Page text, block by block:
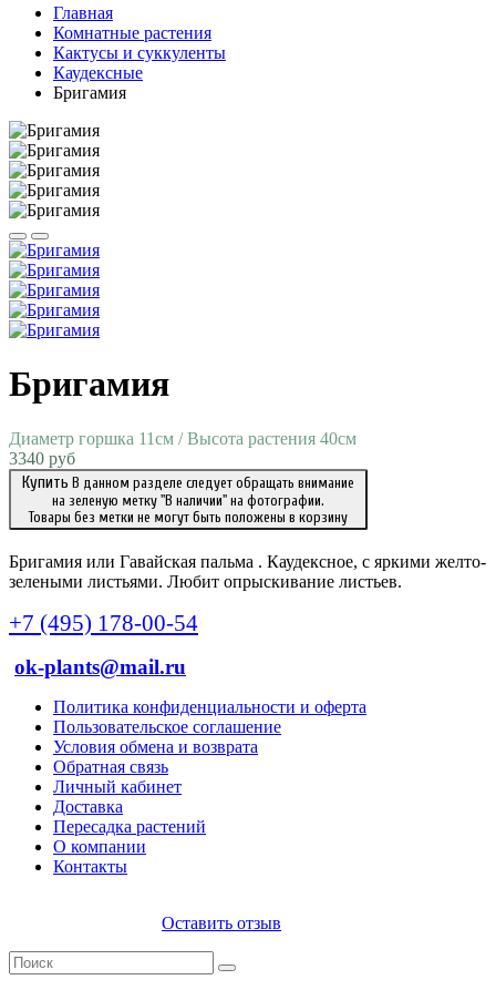
Главная
Комнатные растения
Кактусы и суккуленты
Каудексные
Бригамия
Бригамия
Диаметр горшка 11см / Высота растения 40см
3340 руб
Купить В данном разделе следует обращать внимание
на зеленую метку "В наличии" на фотографии.
Товары без метки не могут быть положены в корзину
Бригамия или Гавайская пальма . Каудексное, с яркими желто-
зелеными листьями. Любит опрыскивание листьев.
+7 (495) 178-00-54
ok-plants@mail.ru
Политика конфиденциальности и оферта
Пользовательское соглашение
Условия обмена и возврата
Обратная связь
Личный кабинет
Доставка
Пересадка растений
О компании
Контакты
Оставить отзыв